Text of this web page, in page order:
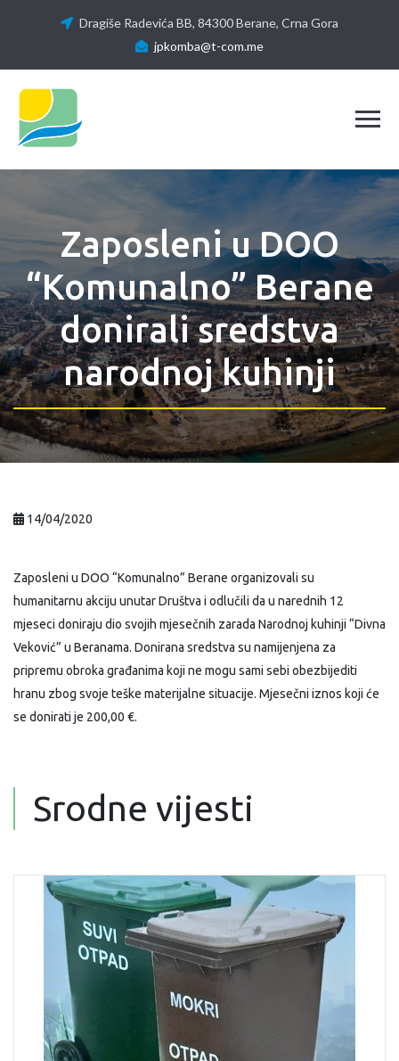
Dragiše Radevića BB, 84300 Berane, Crna Gora
jpkomba@t-com.me
Zaposleni u DOO
“Komunalno” Berane
donirali sredstva
narodnoj kuhinji
14/04/2020
Zaposleni u DOO “Komunalno” Berane organizovali su
humanitarnu akciju unutar Društva i odlučili da u narednih 12
mjeseci doniraju dio svojih mjesečnih zarada Narodnoj kuhinji “Divna
Veković” u Beranama. Donirana sredstva su namijenjena za
pripremu obroka građanima koji ne mogu sami sebi obezbijediti
hranu zbog svoje teške materijalne situacije. Mjesečni iznos koji će
se donirati je 200,00 €.
Srodne vijesti